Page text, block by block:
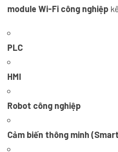
module Wi-Fi công nghiệp
PLC
HMI
Robot công nghiệp
Cảm biến thông minh